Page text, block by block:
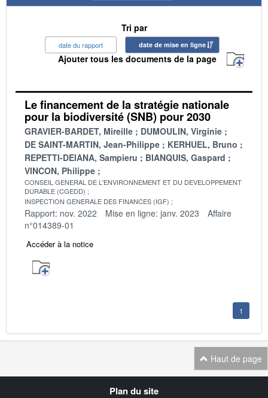
Tri par
date du rapport date de mise en ligne
Ajouter tous les documents de la page
Le financement de la stratégie nationale
pour la biodiversité (SNB) pour 2030
GRAVIER-BARDET, Mireille
DUMOULIN, Virginie
DE SAINT-MARTIN, Jean-Philippe
KERHUEL, Bruno
REPETTI-DEIANA, Sampieru
BIANQUIS, Gaspard
VINCON, Philippe
CONSEIL GENERAL DE L'ENVIRONNEMENT ET DU DEVELOPPEMENT
DURABLE (CGEDD)
INSPECTION GENERALE DES FINANCES (IGF)
Rapport: nov. 2022 Mise en ligne: janv. 2023
Affaire
n°014389-01
Accéder à la notice
1
Haut de page
Plan du site